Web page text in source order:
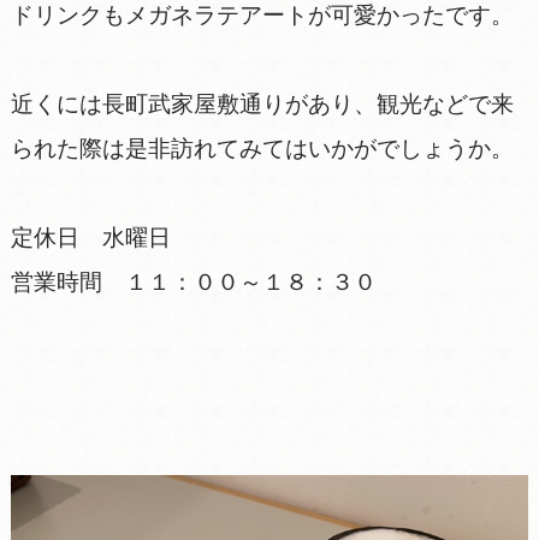
ドリンクもメガネラテアートが可愛かったです。
近くには長町武家屋敷通りがあり、観光などで来
られた際は是非訪れてみてはいかがでしょうか。
定休日 水曜日
営業時間 １１：００～１８：３０